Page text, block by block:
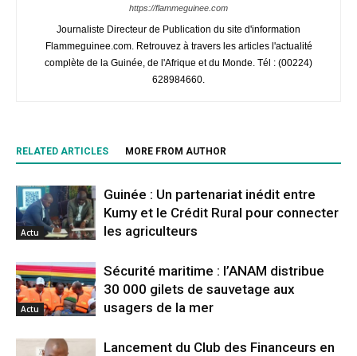
https://flammeguinee.com
Journaliste Directeur de Publication du site d'information
Flammeguinee.com. Retrouvez à travers les articles l'actualité
complète de la Guinée, de l'Afrique et du Monde. Tél : (00224)
628984660.
RELATED ARTICLES MORE FROM AUTHOR
Actu
Guinée : Un partenariat inédit entre
Kumy et le Crédit Rural pour connecter
les agriculteurs
Actu
Sécurité maritime : l’ANAM distribue
30 000 gilets de sauvetage aux
usagers de la mer
Lancement du Club des Financeurs en